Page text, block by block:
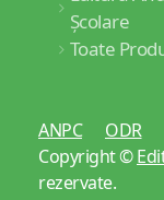
Școlare
Toate
ANPC
ODR
Copyright ©
rezervate.